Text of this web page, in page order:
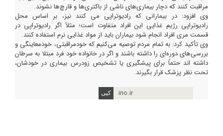
مراقبت کنند که دچار بیماری‌های ناشی از باکتری‌ها و قارچ‌ها نشوند.
وی افزود: در بیمارانی که رادیوتراپی می کنند نیز، بر اساس محل
رادیوتراپی رژیم غذایی این افراد متفاوت است؛ مثلاً اگر رادیوتراپی در
قسمت مری افراد انجام شود بیماران باید از مواد غذایی نرم استفاده کنند.
وی تأکید کرد: به تمام مردم توصیه می‌کنیم که خودمراقبتی، خودمعاینگی و
بررسی‌های دوره‌ای را داشته باشند و اگر در خانواده خود فرد مبتلا به سرطان
داشته اند حتماً برای پیشگیری یا تشخیص زودرس بیماری در خودشان،
تحت نظر پزشک قرار بگیرند.
ino.ir